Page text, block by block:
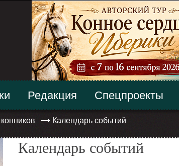
Календарь событий
Редакция Спецпроекты
Календарь событий